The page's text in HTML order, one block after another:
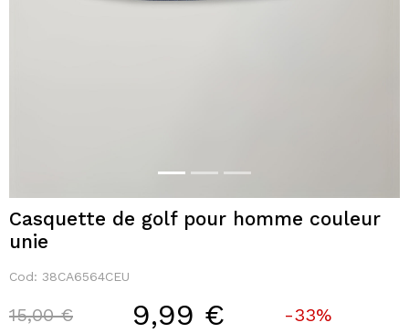
Casquette de golf pour homme couleur
unie
Cod: 38CA6564CEU
Price reduced from
15,00 €to 9,99 € -33%